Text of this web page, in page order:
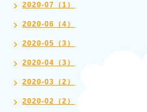
2020-07（1）
2020-06（4）
2020-05（3）
2020-04（3）
2020-03（2）
2020-02（2）